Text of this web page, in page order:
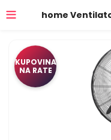
KUPOVINA
NA RATE